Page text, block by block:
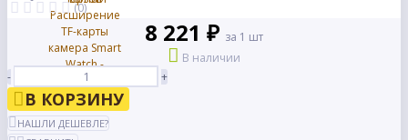
(0)
8 221 ₽ за 1 шт
В наличии
-
+
В КОРЗИНУ
НАШЛИ ДЕШЕВЛЕ?